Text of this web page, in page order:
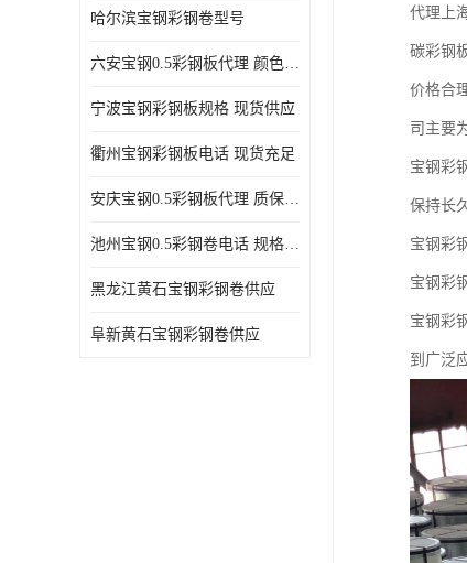
哈尔滨宝钢彩钢卷型号
六安宝钢0.5彩钢板代理 颜色定制
宁波宝钢彩钢板规格 现货供应
衢州宝钢彩钢板电话 现货充足
安庆宝钢0.5彩钢板代理 质保十年起
池州宝钢0.5彩钢卷电话 规格多样
黑龙江黄石宝钢彩钢卷供应
阜新黄石宝钢彩钢卷供应
代理上
碳彩钢
价格合
司主要
宝钢彩
保持长
宝钢彩
宝钢彩
宝钢彩
到广泛